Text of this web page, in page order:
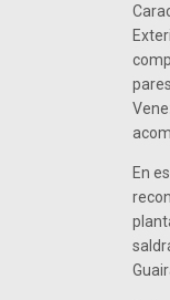
En